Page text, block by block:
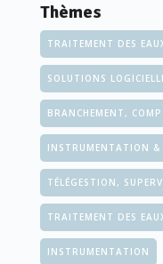
Thèmes
TRAITEMENT DES
SOLUTIONS
BRANCHEMENT,
INSTRUMENTATION &
TÉLÉGESTION,
TRAITEMENT DES
INSTRUMENTATION